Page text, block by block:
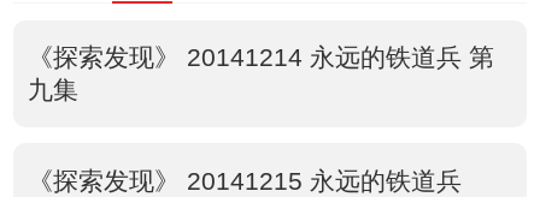
《探索发现》 20141214 永远的铁道兵 第
九集
《探索发现》 20141215 永远的铁道兵